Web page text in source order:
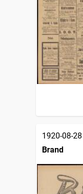
1920-08-28
Brand